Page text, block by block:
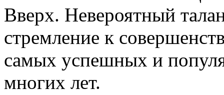
Вверх. Невероятный
стремление к
самых успешных и
многих лет.